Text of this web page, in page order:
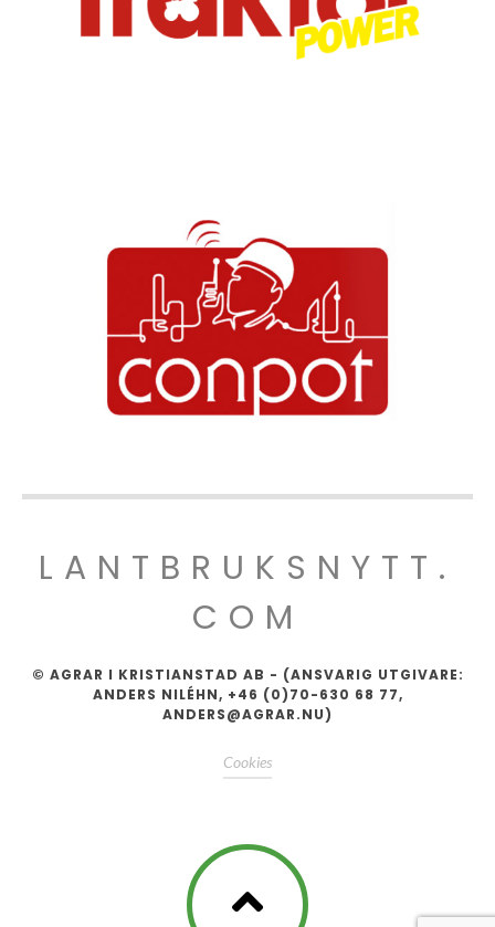
LANTBRUKSNYTT.
COM
© AGRAR I KRISTIANSTAD AB - (ANSVARIG UTGIVARE:
ANDERS NILÉHN, +46 (0)70-630 68 77,
ANDERS@AGRAR.NU)
Cookies